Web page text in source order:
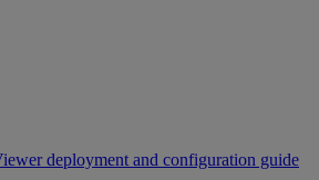
deployment and configuration guide